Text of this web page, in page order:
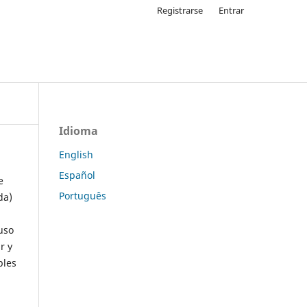
Registrarse Entrar
y
Idioma
English
Español
Português